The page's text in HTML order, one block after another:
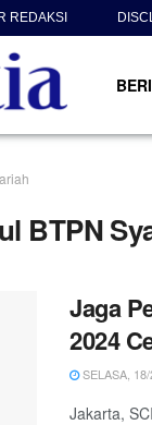
REDAKSI
BTPN
Jaga
2024
SELASA,
Jakarta,